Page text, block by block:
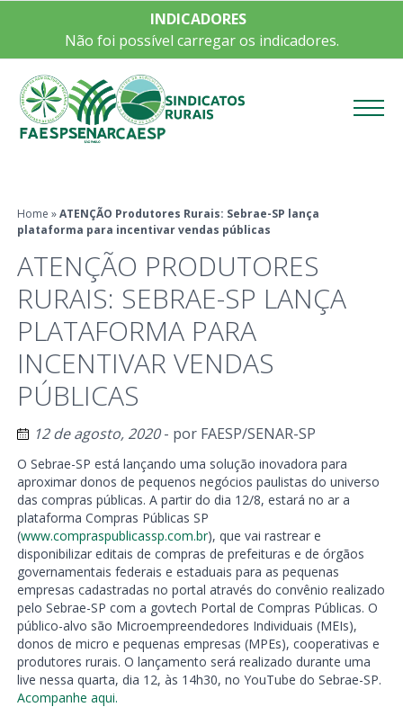
INDICADORES
Não foi possível carregar os indicadores.
Home »ATENÇÃO Produtores Rurais: Sebrae-SP lança
plataforma para incentivar vendas públicas
ATENÇÃO PRODUTORES
RURAIS: SEBRAE-SP LANÇA
PLATAFORMA PARA
INCENTIVAR VENDAS
PÚBLICAS
12 de agosto, 2020- por FAESP/SENAR-SP
O Sebrae-SP está lançando uma solução inovadora para
aproximar donos de pequenos negócios paulistas do universo
das compras públicas. A partir do dia 12/8, estará no ar a
plataforma Compras Públicas SP
(www.compraspublicassp.com.br), que vai rastrear e
disponibilizar editais de compras de prefeituras e de órgãos
governamentais federais e estaduais para as pequenas
empresas cadastradas no portal através do convênio realizado
pelo Sebrae-SP com a govtech Portal de Compras Públicas. O
público-alvo são Microempreendedores Individuais (MEIs),
donos de micro e pequenas empresas (MPEs), cooperativas e
produtores rurais. O lançamento será realizado durante uma
live nessa quarta, dia 12, às 14h30, no YouTube do Sebrae-SP.
Acompanhe aqui.